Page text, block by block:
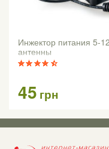
Инжектор питания 5-
антенны
45 грн